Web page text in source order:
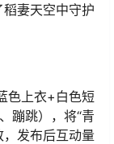
妻天空中守护
色上衣+白色短
蹦跳），将“青
发布后互动量